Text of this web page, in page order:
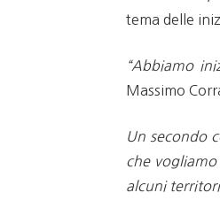
tema delle
“Abbiamo
Massimo
Un secondo
che
alcuni